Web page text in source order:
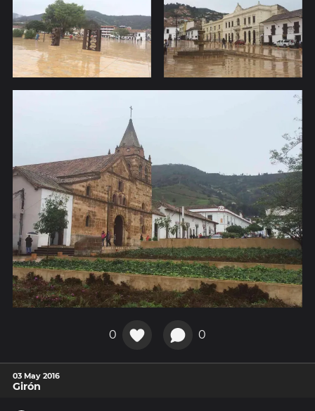
0 0
03 May 2016
Girón